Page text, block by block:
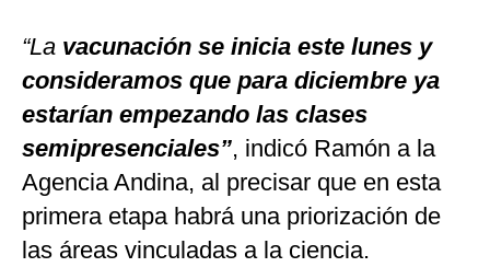
“La vacunación se inicia este lunes y
consideramos que para diciembre ya
estarían empezando las clases
semipresenciales”, indicó Ramón a la
Agencia Andina, al precisar que en esta
primera etapa habrá una priorización de
las áreas vinculadas a la ciencia.